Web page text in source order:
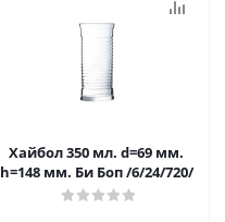
Хайбол 350 мл. d=69 мм.
h=148 мм. Би Боп /6/24/720/